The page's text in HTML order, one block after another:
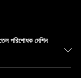
পরিশোধক মেশিন